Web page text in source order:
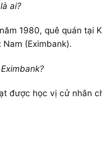
ai?
1980, quê quán tại
(Eximbank).
được học vị cử nhân